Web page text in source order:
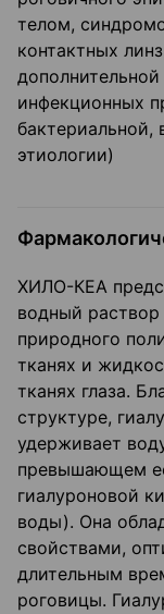
телом,
контактных
инфекционных
бактериальной,
этиологии)
ХИЛО-КЕА
водный
природного
тканях и
тканях глаза.
структуре,
удерживает
превышающем
гиалуроновой
воды). Она
свойствами,
длительным
роговицы.